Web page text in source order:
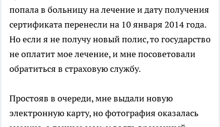
попала в больницу на лечение и дату получения
сертификата перенесли на 10 января 2014 года.
Но если я не получу новый полис, то государство
не оплатит мое лечение, и мне посоветовали
обратиться в страховую службу.
Простояв в очереди, мне выдали новую
электронную карту, но фотография оказалась